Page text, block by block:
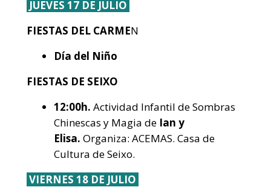
JUEVES 17 DE JULIO
FIESTAS DEL CARMEN
Día del Niño
FIESTAS DE SEIXO
12:00h. Actividad Infantil de Sombras
Chinescas y Magia de Ian y
Elisa. Organiza: ACEMAS. Casa de
Cultura de Seixo.
VIERNES 18 DE JULIO